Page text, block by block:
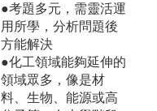
●考題多元，需靈活運
用所學，分析問題後
方能解決
●化工領域能夠延伸的
領域眾多，像是材
料、生物、能源或高